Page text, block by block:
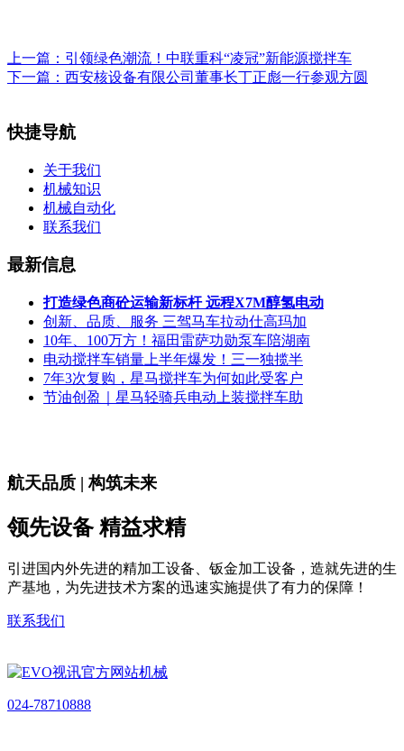
上一篇： 引领绿色潮流！中联重科“凌冠”新能源搅拌车
下一篇： 西安核设备有限公司董事长丁正彪一行参观方圆
快捷导航
关于我们
机械知识
机械自动化
联系我们
最新信息
打造绿色商砼运输新标杆 远程X7M醇氢电动
创新、品质、服务 三驾马车拉动仕高玛加
10年、100万方！福田雷萨功勋泵车陪湖南
电动搅拌车销量上半年爆发！三一独揽半
7年3次复购，星马搅拌车为何如此受客户
节油创盈｜星马轻骑兵电动上装搅拌车助
航天品质 | 构筑未来
领先设备 精益求精
引进国内外先进的精加工设备、钣金加工设备，造就先进的生
产基地，为先进技术方案的迅速实施提供了有力的保障！
联系我们
024-78710888